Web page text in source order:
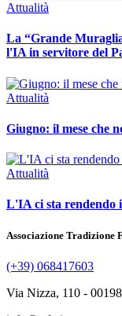
Attualità
La “Grande
l'IA in servitore del
Attualità
Giugno: il mese che
Attualità
L'IA ci sta rendendo
Associazione Tradizione
(+39) 068417603
Via Nizza, 110 -